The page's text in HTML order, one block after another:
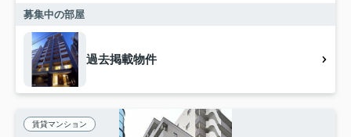
募集中の部屋
過去掲載物件
賃貸マンション